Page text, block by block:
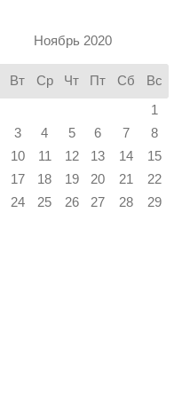
Ноябрь 2020
Вт Ср Чт Пт Сб
Вс
1
3 4 5 6 7
8
10 11 12 13 14
15
17 18 19 20 21
22
24 25 26 27 28
29